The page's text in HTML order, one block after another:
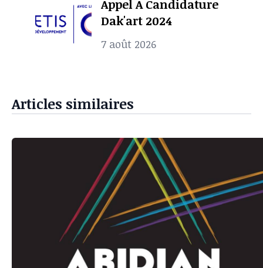
Appel A Candidature
Dak'art 2024
7 août 2026
Articles similaires